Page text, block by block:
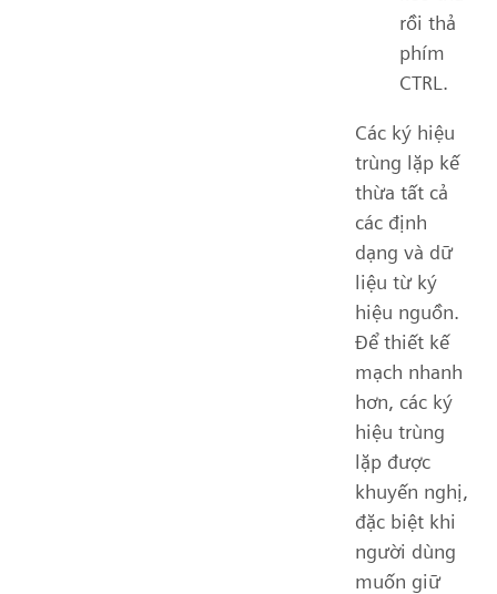
rồi thả
phím
CTRL.
Các ký hiệu
trùng lặp kế
thừa tất cả
các định
dạng và dữ
liệu từ ký
hiệu nguồn.
Để thiết kế
mạch nhanh
hơn, các ký
hiệu trùng
lặp được
khuyến nghị,
đặc biệt khi
người dùng
muốn giữ